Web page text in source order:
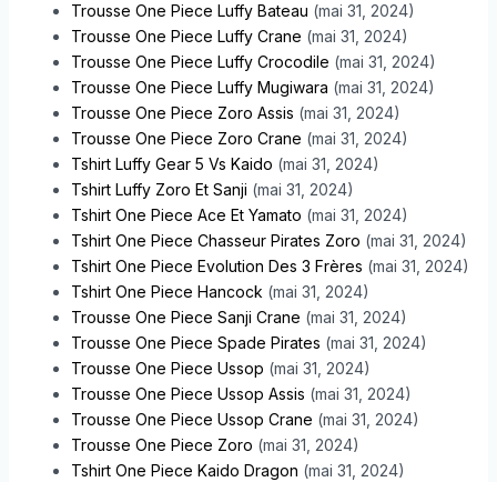
Trousse One Piece Luffy Bateau (mai 31, 2024)
Trousse One Piece Luffy Crane (mai 31, 2024)
Trousse One Piece Luffy Crocodile (mai 31, 2024)
Trousse One Piece Luffy Mugiwara (mai 31, 2024)
Trousse One Piece Zoro Assis (mai 31, 2024)
Trousse One Piece Zoro Crane (mai 31, 2024)
Tshirt Luffy Gear 5 Vs Kaido (mai 31, 2024)
Tshirt Luffy Zoro Et Sanji (mai 31, 2024)
Tshirt One Piece Ace Et Yamato (mai 31, 2024)
Tshirt One Piece Chasseur Pirates Zoro (mai 31, 2024)
Tshirt One Piece Evolution Des 3 Frères (mai 31, 2024)
Tshirt One Piece Hancock (mai 31, 2024)
Trousse One Piece Sanji Crane (mai 31, 2024)
Trousse One Piece Spade Pirates (mai 31, 2024)
Trousse One Piece Ussop (mai 31, 2024)
Trousse One Piece Ussop Assis (mai 31, 2024)
Trousse One Piece Ussop Crane (mai 31, 2024)
Trousse One Piece Zoro (mai 31, 2024)
Tshirt One Piece Kaido Dragon (mai 31, 2024)